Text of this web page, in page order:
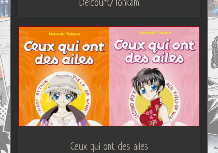
Delcourt/Tonkam
Ceux qui ont des ailes